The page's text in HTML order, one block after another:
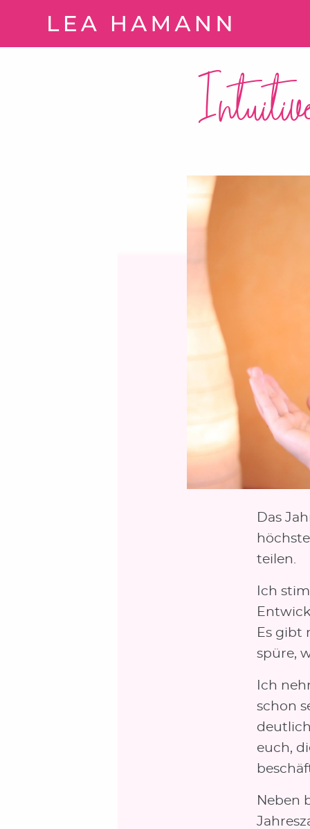
Das
teilen.
Ich
Es gibt
spüre,
Ich
schon
euch,
Neben